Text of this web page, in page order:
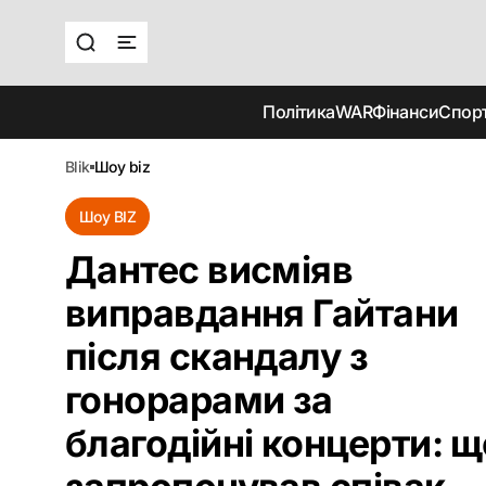
ПолітикаWARФінанси
blik шоу biz
Шоу BIZ
Дантес висміяв
виправдання Гайтани
після скандалу з
гонорарами за
благодійні концерти: